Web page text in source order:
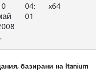
04:
01
x64
базирани на Itanium